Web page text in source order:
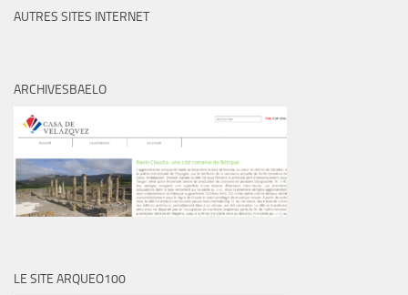
AUTRES SITES INTERNET
ARCHIVESBAELO
LE SITE ARQUEO100